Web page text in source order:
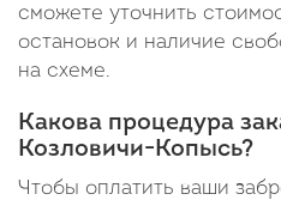
сможете уточнить
остановок и наличие
на схеме.
Какова процедура
Козловичи-Копысь?
Чтобы оплатить ваши